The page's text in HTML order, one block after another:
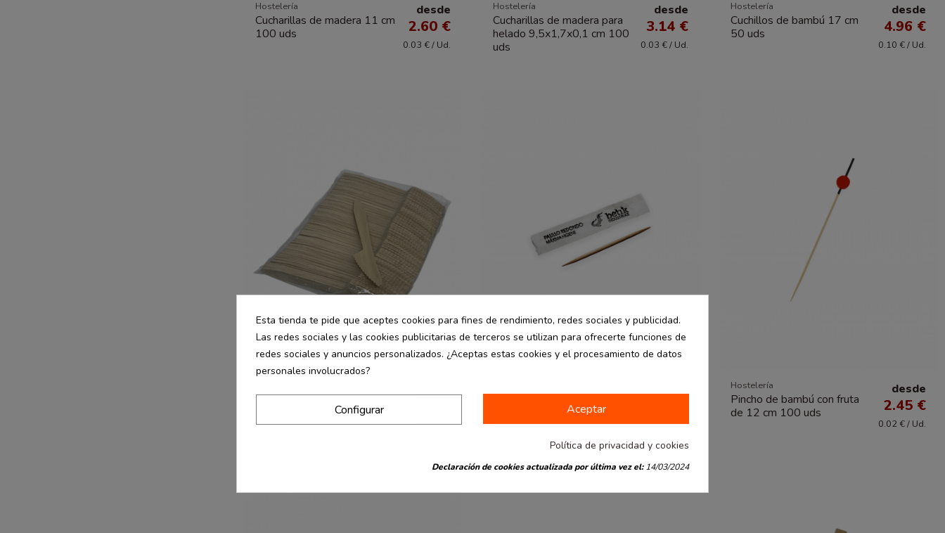
Hostelería
Cucharillas de madera 11 cm
100 uds
desde
2.60 €
0.03 € / Ud.
Hostelería
Cucharillas de madera para
helado 9,5x1,7x0,1 cm 100
uds
desde
3.14 €
0.03 € / Ud.
Hostelería
Cuchillos de bambú 17 cm
50 uds
desde
4.96 €
0.10 € / Ud.
Cuchillos de madera 16,5 cm
0.03 € / Ud. 0.00 € / Ud.
Hostelería
Pincho de bambú con fruta
de 12 cm 100 uds
desde
2.45 €
0.02 € / Ud.
Esta tienda te pide que aceptes cookies para fines de rendimiento, redes sociales y publicidad.
Las redes sociales y las cookies publicitarias de terceros se utilizan para ofrecerte funciones de
redes sociales y anuncios personalizados. ¿Aceptas estas cookies y el procesamiento de datos
personales involucrados?
Aceptar
Configurar
Política de privacidad y cookies
Declaración de cookies actualizada por última vez el:14/03/2024